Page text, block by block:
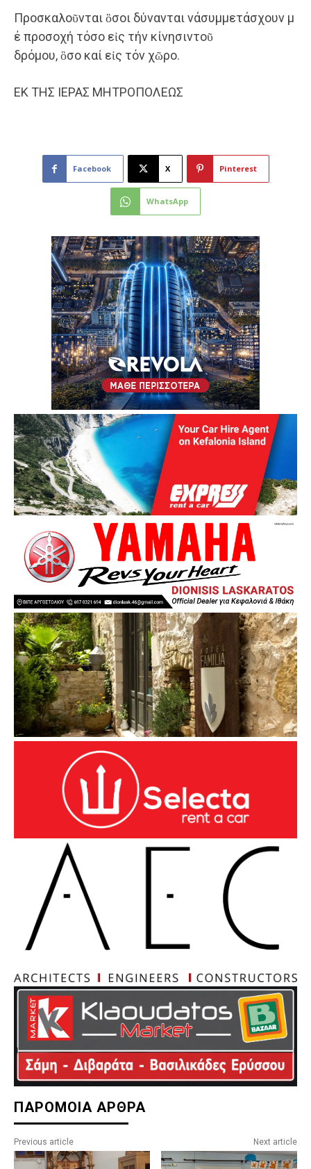
Προσκαλοῦνται ὃσοι δύνανται νάσυμμετάσχουν μ
έ προσοχή τόσο εἰς τήν κίνησιντοῦ
δρόμου, ὃσο καί εἰς τόν χῶρο.
ΕΚ ΤΗΣ ΙΕΡΑΣ ΜΗΤΡΟΠΟΛΕΩΣ
Facebook X Pinterest
WhatsApp
ΠΑΡΟΜΟΙΑ ΑΡΘΡΑ
Previous article Next article